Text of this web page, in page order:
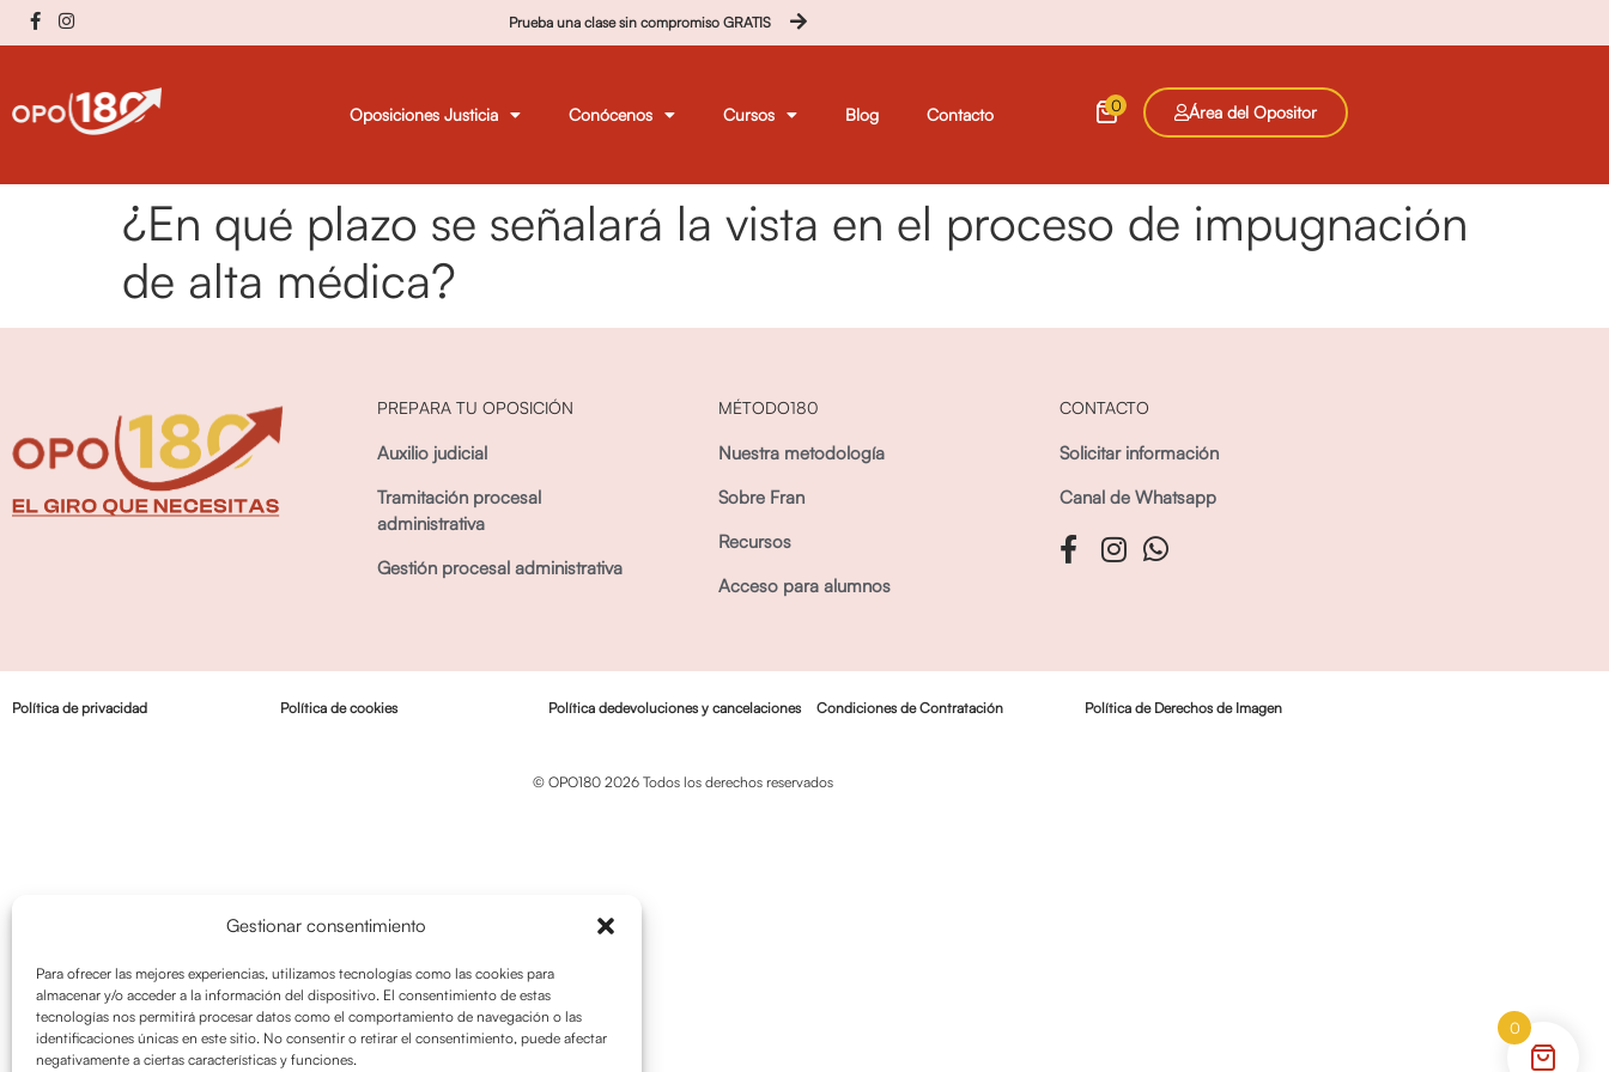
Gestionar consentimiento
Para ofrecer las mejores experiencias, utilizamos tecnologías como las cookies para
almacenar y/o acceder a la información del dispositivo. El consentimiento de estas
tecnologías nos permitirá procesar datos como el comportamiento de navegación o las
identificaciones únicas en este sitio. No consentir o retirar el consentimiento, puede afectar
negativamente a ciertas características y funciones.
Prueba una clase sin compromiso GRATIS
Oposiciones Justicia Conócenos Cursos Blog Contacto 0 Área del Opositor
¿En qué plazo se señalará la vista en el proceso de impugnación
de alta médica?
PREPARA TU OPOSICIÓN
Auxilio judicial
Tramitación procesal
administrativa
Gestión procesal administrativa
MÉTODO180
Nuestra metodología
Sobre Fran
Recursos
Acceso para alumnos
CONTACTO
Solicitar información
Canal de Whatsapp
Política de privacidad Política de cookies Política dedevoluciones y cancelaciones Condiciones de Contratación Política de Derechos de Imagen
© OPO180 2026 Todos los derechos reservados
0